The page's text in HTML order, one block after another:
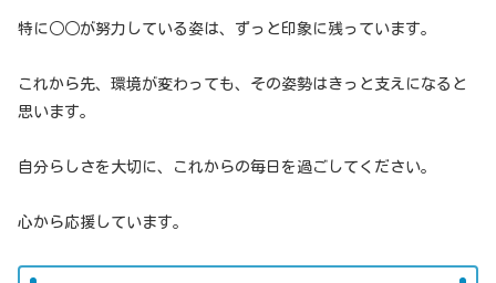
特に○○が努力している姿は、ずっと印象に残っています。
これから先、環境が変わっても、その姿勢はきっと支えになると
思います。
自分らしさを大切に、これからの毎日を過ごしてください。
心から応援しています。